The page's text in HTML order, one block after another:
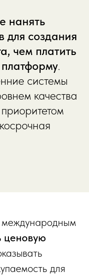
нанять
для создания
чем платить
.
системы
качества
международным
ценовую
для